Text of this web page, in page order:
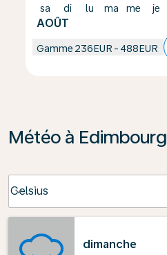
sa
AOÛT
di lu ma me je
Gamme 236EUR - 488EUR
Météo à Edimbourg
Celsius
keyboard_arrow_down
dimanche